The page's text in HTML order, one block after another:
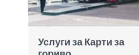
Услуги за Карти за
гориво
най-добра цена!